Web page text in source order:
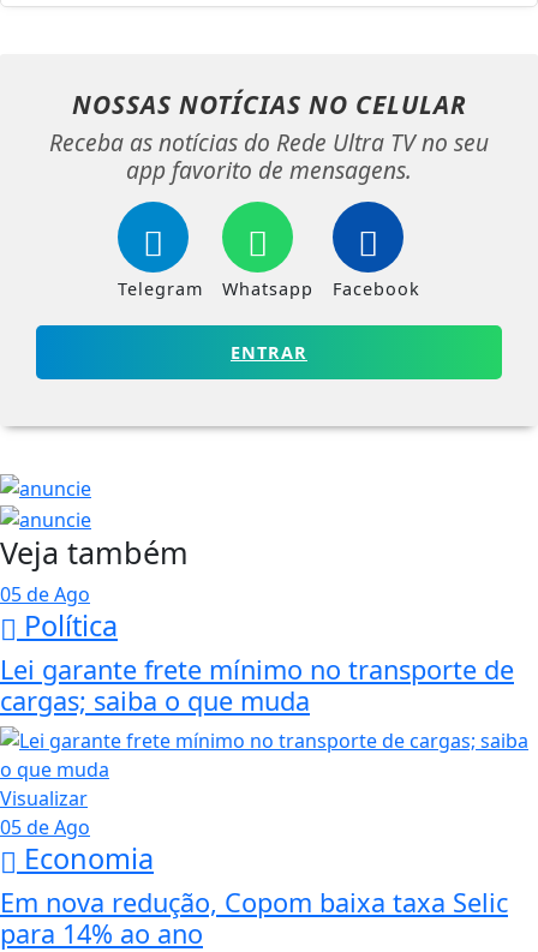
NOSSAS NOTÍCIAS NO CELULAR
Receba as notícias do Rede Ultra TV no seu
app favorito de mensagens.
Telegram Whatsapp Facebook
ENTRAR
Veja também
05 de Ago
Política
Lei garante frete mínimo no transporte de
cargas; saiba o que muda
Visualizar
05 de Ago
Economia
Em nova redução, Copom baixa taxa Selic
para 14% ao ano